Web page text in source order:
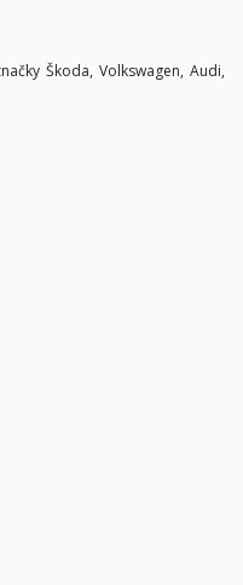
Škoda, Volkswagen, Audi,